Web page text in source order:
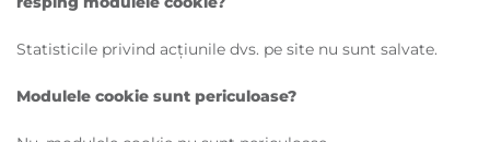
Statisticile privind acțiunile dvs. pe site nu sunt salvate.
Modulele cookie sunt periculoase?